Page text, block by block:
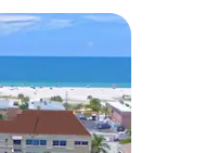
u hostů